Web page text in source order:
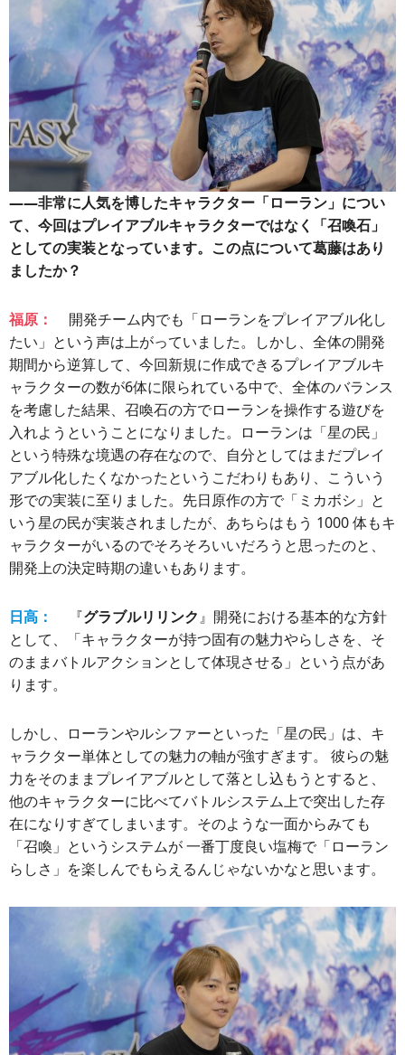
――非常に人気を博したキャラクター「ローラン」につい
て、今回はプレイアブルキャラクターではなく「召喚石」
としての実装となっています。この点について葛藤はあり
ましたか？
福原：
開発チーム内でも「ローランをプレイアブル化し
たい」という声は上がっていました。しかし、全体の開発
期間から逆算して、今回新規に作成できるプレイアブルキ
ャラクターの数が6体に限られている中で、全体のバランス
を考慮した結果、召喚石の方でローランを操作する遊びを
入れようということになりました。ローランは「星の民」
という特殊な境遇の存在なので、自分としてはまだプレイ
アブル化したくなかったというこだわりもあり、こういう
形での実装に至りました。先日原作の方で「ミカボシ」と
いう星の民が実装されましたが、あちらはもう 1000 体もキ
ャラクターがいるのでそろそろいいだろうと思ったのと、
開発上の決定時期の違いもあります。
日高： 『グラブルリリンク』開発における基本的な方針
として、「キャラクターが持つ固有の魅力やらしさを、そ
のままバトルアクションとして体現させる」という点があ
ります。
しかし、ローランやルシファーといった「星の民」は、キ
ャラクター単体としての魅力の軸が強すぎます。 彼らの魅
力をそのままプレイアブルとして落とし込もうとすると、
他のキャラクターに比べてバトルシステム上で突出した存
在になりすぎてしまいます。そのような一面からみても
「召喚」というシステムが 一番丁度良い塩梅で「ローラン
らしさ」を楽しんでもらえるんじゃないかなと思います。